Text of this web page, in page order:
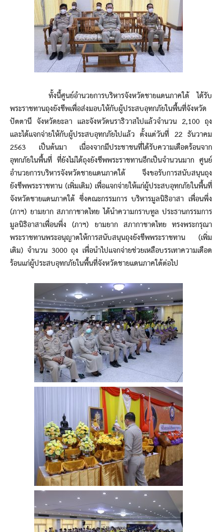
ทั้งนี้ศูนย์อำนวยการบริหารจังหวัดชายแดนภาคใต้ ได้รับ
พระราชทานถุงยังชีพเพื่อส่งมอบให้กับผู้ประสบอุทกภัยในพื้นที่จังหวัด
ปัตตานี จังหวัดยะลา และจังหวัดนราธิวาสไปแล้วจำนวน 2,100 ถุง
และได้แจกจ่ายให้กับผู้ประสบอุทกภัยไปแล้ว ตั้งแต่วันที่ 22 ธันวาคม
2563 เป็นต้นมา เนื่องจากมีประชาชนที่ได้รับความเดือดร้อนจาก
อุทกภัยในพื้นที่ ที่ยังไม่ได้ถุงยังชีพพระราชทานอีกเป็นจำนวนมาก ศูนย์
อำนวยการบริหารจังหวัดชายแดนภาคใต้ จึงขอรับการสนับสนุนถุง
ยังชีพพระราชทาน (เพิ่มเติม) เพื่อแจกจ่ายให้แก่ผู้ประสบอุทกภัยในพื้นที่
จังหวัดชายแดนภาคใต้ ซึ่งคณะกรรมการ บริหารมูลนิธิอาสา เพื่อนพึ่ง
(ภาฯ) ยามยาก สภากาชาดไทย ได้นำความกราบทูล ประธานกรรมการ
มูลนิธิอาสาเพื่อนพึ่ง (ภาฯ) ยามยาก สภากาชาดไทย ทรงพระกรุณา
พระราชทานพระอนุญาตให้การสนับสนุนถุงยังชีพพระราชทาน (เพิ่ม
เติม) จำนวน 3000 ถุง เพื่อนำไปแจกจ่ายช่วยเหลือบรรเทาความเดือด
ร้อนแก่ผู้ประสบอุทกภัยในพื้นที่จังหวัดชายแดนภาคใต้ต่อไป